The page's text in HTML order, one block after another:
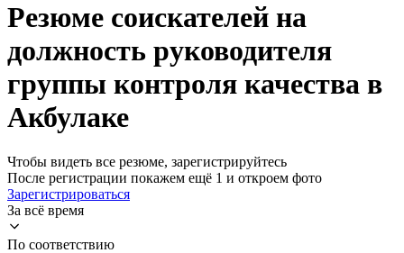
Резюме соискателей на
должность руководителя
группы контроля качества в
Акбулаке
Чтобы видеть все резюме, зарегистрируйтесь
После регистрации покажем ещё 1 и откроем фото
Зарегистрироваться
За всё время
По соответствию